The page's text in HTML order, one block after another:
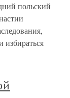
польский
избираться